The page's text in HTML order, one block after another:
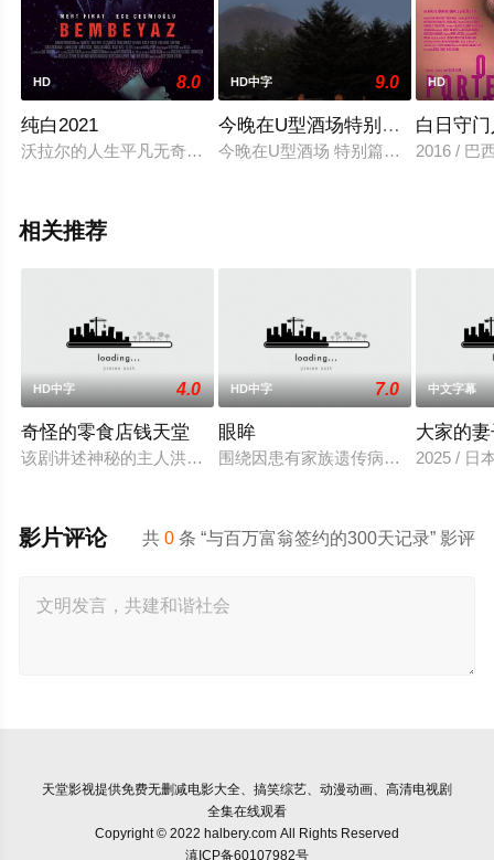
HD 8.0
纯白2021
沃拉尔的人生平凡无奇。他生长于一个虔诚的家庭，通过经营
HD中字 9.0
今晚在U型酒场特别篇前篇
今晚在U型酒场 特别篇前篇
HD
白日守
2016 / 巴
相关推荐
HD中字 4.0
奇怪的零食店钱天堂
该剧讲述神秘的主人洪子卖能够实现人们愿望的神秘零食，以及
HD中字 7.0
眼眸
围绕因患有家族遗传病而导致视力
中文字幕
大家的
2025 / 日
共0 条 “与百万富翁签约的300天记录” 影评
影片评论
天堂影视提供免费无删减电影大全、搞笑综艺、动漫动画、高清电视剧
全集在线观看
Copyright © 2022 halbery.com All Rights Reserved
滇ICP备60107982号